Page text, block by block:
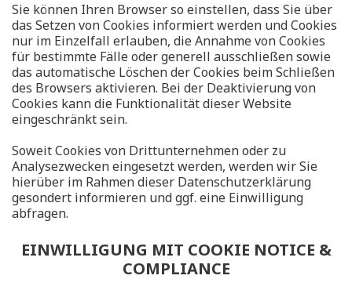
Sie können Ihren Browser so einstellen, dass Sie über
das Setzen von Cookies informiert werden und Cookies
nur im Einzelfall erlauben, die Annahme von Cookies
für bestimmte Fälle oder generell ausschließen sowie
das automatische Löschen der Cookies beim Schließen
des Browsers aktivieren. Bei der Deaktivierung von
Cookies kann die Funktionalität dieser Website
eingeschränkt sein.
Soweit Cookies von Drittunternehmen oder zu
Analysezwecken eingesetzt werden, werden wir Sie
hierüber im Rahmen dieser Datenschutzerklärung
gesondert informieren und ggf. eine Einwilligung
abfragen.
EINWILLIGUNG MIT COOKIE NOTICE &
COMPLIANCE